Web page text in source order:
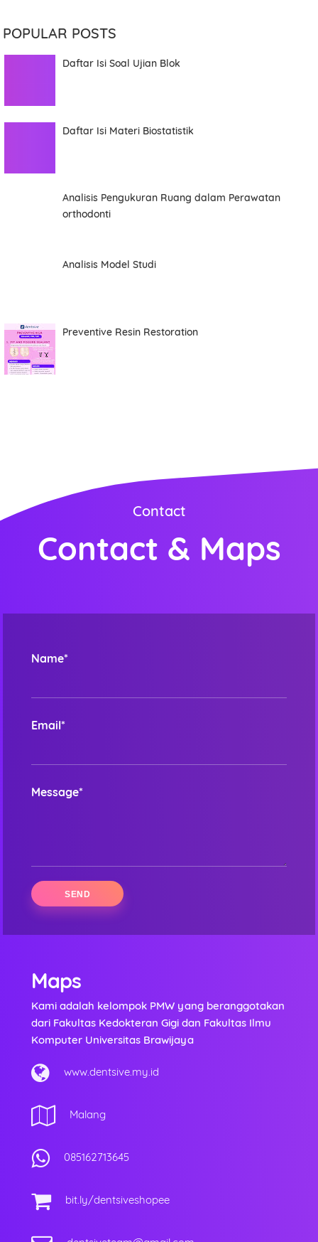
POPULAR POSTS
Daftar Isi Soal Ujian Blok
Daftar Isi Materi Biostatistik
Analisis Pengukuran Ruang dalam Perawatan
orthodonti
Analisis Model Studi
Preventive Resin Restoration
Contact
Contact & Maps
Name*
Email*
Message*
Maps
Kami adalah kelompok PMW yang beranggotakan
dari Fakultas Kedokteran Gigi dan Fakultas Ilmu
Komputer Universitas Brawijaya
www.dentsive.my.id
Malang
085162713645
bit.ly/dentsiveshopee